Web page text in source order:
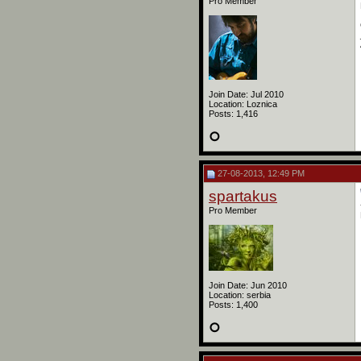
Join Date: Jul 2010
Location: Loznica
Posts: 1,416
27-08-2013, 12:49 PM
spartakus
Pro Member
Join Date: Jun 2010
Location: serbia
Posts: 1,400